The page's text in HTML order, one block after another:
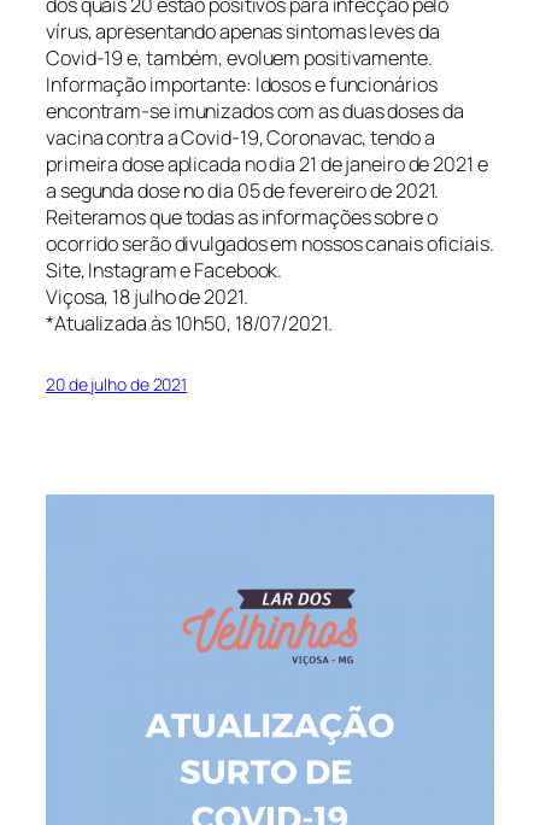
vírus, apresentando apenas sintomas leves da
Covid-19 e, também, evoluem positivamente.
Informação importante: Idosos e funcionários
encontram-se imunizados com as duas doses da
vacina contra a Covid-19, Coronavac, tendo a
primeira dose aplicada no dia 21 de janeiro de 2021 e
a segunda dose no dia 05 de fevereiro de 2021.
Reiteramos que todas as informações sobre o
ocorrido serão divulgados em nossos canais oficiais.
Site, Instagram e Facebook.
Viçosa, 18 julho de 2021.
*Atualizada às 10h50, 18/07/2021.
20 de julho de 2021